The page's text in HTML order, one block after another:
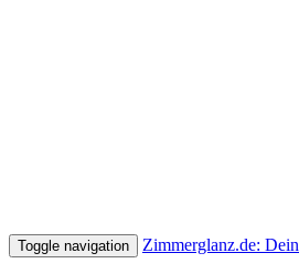
Toggle navigation Zimmerglanz.de: